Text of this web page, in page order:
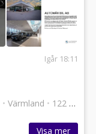
Igår 18:11
• Värmland • 122 annonser
Visa mer